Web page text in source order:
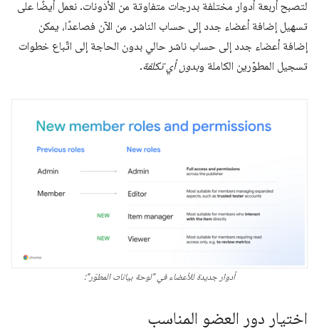
لتصبح أربعة أدوار مختلفة بدرجات متفاوتة من الأذونات. نعمل أيضًا على
تسهيل إضافة أعضاء جدد إلى حساب الناشر. من الآن فصاعدًا، يمكن
إضافة أعضاء جدد إلى حساب ناشر حالي بدون الحاجة إلى اتّباع خطوات
تسجيل المطوّرين الكاملة وبدون أي تكلفة.
أدوار جديدة للأعضاء في "لوحة بيانات المطوّر":
اختيار دور العضو المناسب